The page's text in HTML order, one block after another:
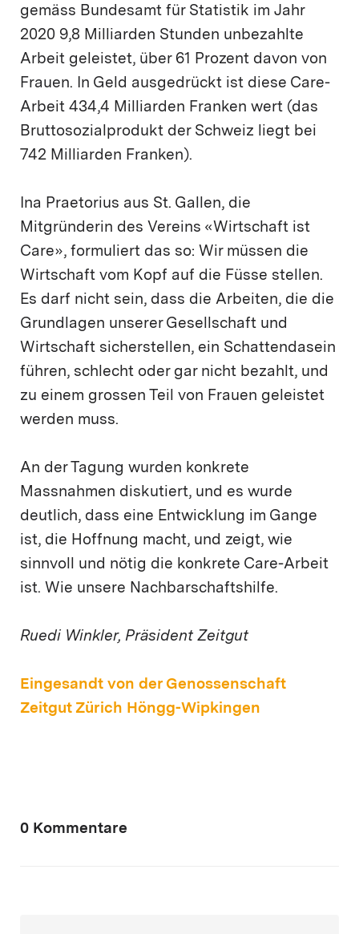
gemäss Bundesamt für Statistik im Jahr
2020 9,8 Milliarden Stunden unbezahlte
Arbeit geleistet, über 61 Prozent davon von
Frauen. In Geld ausgedrückt ist diese Care-
Arbeit 434,4 Milliarden Franken wert (das
Bruttosozialprodukt der Schweiz liegt bei
742 Milliarden Franken).
Ina Praetorius aus St. Gallen, die
Mitgründerin des Vereins «Wirtschaft ist
Care», formuliert das so: Wir müssen die
Wirtschaft vom Kopf auf die Füsse stellen.
Es darf nicht sein, dass die Arbeiten, die die
Grundlagen unserer Gesellschaft und
Wirtschaft sicherstellen, ein Schattendasein
führen, schlecht oder gar nicht bezahlt, und
zu einem grossen Teil von Frauen geleistet
werden muss.
An der Tagung wurden konkrete
Massnahmen diskutiert, und es wurde
deutlich, dass eine Entwicklung im Gange
ist, die Hoffnung macht, und zeigt, wie
sinnvoll und nötig die konkrete Care-Arbeit
ist. Wie unsere Nachbarschaftshilfe.
Ruedi Winkler, Präsident Zeitgut
Eingesandt von der Genossenschaft
Zeitgut Zürich Höngg-Wipkingen
0 Kommentare